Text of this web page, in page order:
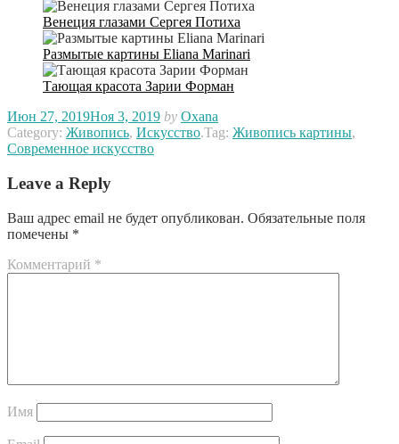
Венеция глазами Сергея Потиха
Размытые картины Eliana Marinari
Тающая красота Зарии Форман
Июн 27, 2019Ноя 3, 2019 by Oxana
Category: Живопись, Искусство.Tag: Живопись картины,
Современное искусство
Leave a Reply
Ваш адрес email не будет опубликован. Обязательные поля
помечены *
Комментарий *
Имя